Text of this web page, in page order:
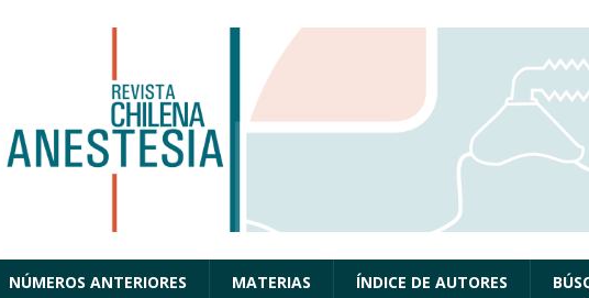
NÚMEROS ANTERIORES MATERIAS ÍNDICE DE AUTORES